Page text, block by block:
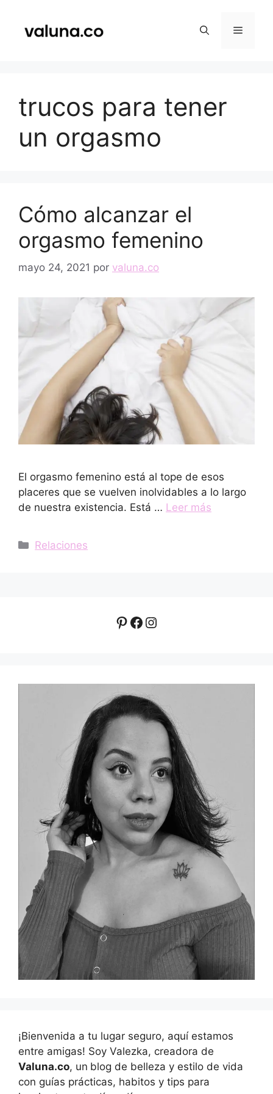
contenido
Menú
trucos para tener
un orgasmo
Cómo alcanzar el
orgasmo femenino
mayo 24, 2021 por valuna.co
El orgasmo femenino está al tope de esos
placeres que se vuelven inolvidables a lo largo
de nuestra existencia. Está … Leer más
Categorías
Relaciones
Pinterest
Facebook
Instagram
¡Bienvenida a tu lugar seguro, aquí estamos
entre amigas! Soy Valezka, creadora de
Valuna.co, un blog de belleza y estilo de vida
con guías prácticas, habitos y tips para